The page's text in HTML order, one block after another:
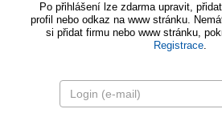
Po přihlášení lze zdarma upravit,
profil nebo odkaz na www stránku.
si přidat firmu nebo www stránku,
Registrace.